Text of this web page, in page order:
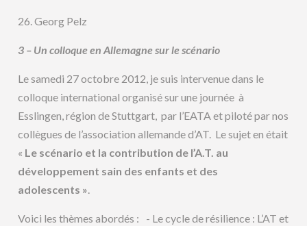
26. Georg Pelz
3 – Un colloque en Allemagne sur le scénario
Le samedi 27 octobre 2012, je suis intervenue dans le
colloque international organisé sur une journée à
Esslingen, région de Stuttgart, par l’EATA et piloté par nos
collègues de l’association allemande d’AT. Le sujet en était
« Le scénario et la contribution de l’A.T. au
développement sain des enfants et des
adolescents ».
Voici les thèmes abordés : - Le cycle de résilience : L’AT et